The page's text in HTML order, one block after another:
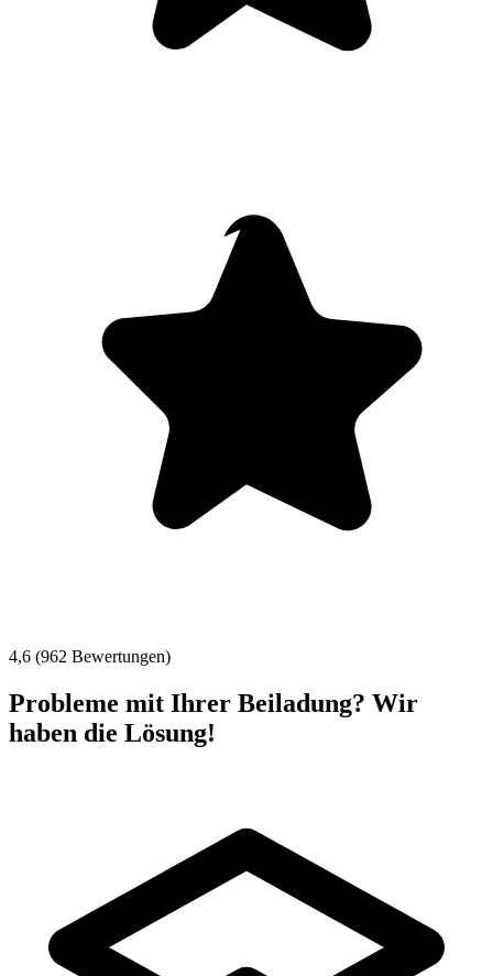
4,6 (962 Bewertungen)
Probleme mit Ihrer Beiladung? Wir
haben die Lösung!